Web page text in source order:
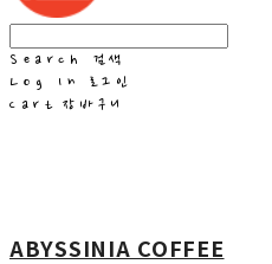
Search
검색
Log In
로그인
Cart 장바구니
ABYSSINIA COFFEE